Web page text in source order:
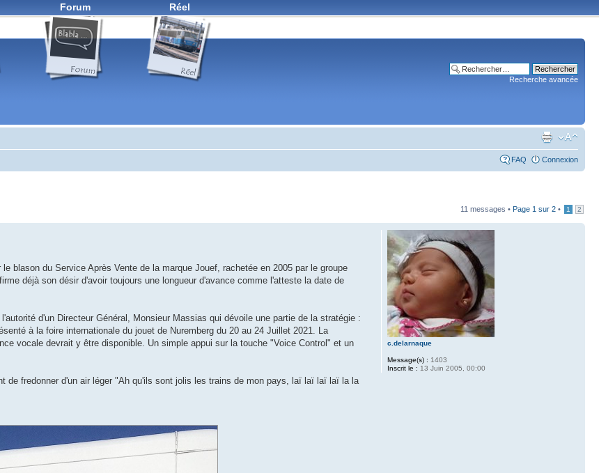
Forum Réel
Recherche avancée
FAQ Connexion
11 messages • Page 1 sur 2 • 1 2
blason du Service Après Vente de la marque Jouef, rachetée en 2005 par le groupe
déjà son désir d'avoir toujours une longueur d'avance comme l'atteste la date de
d'un Directeur Général, Monsieur Massias qui dévoile une partie de la stratégie :
à la foire internationale du jouet de Nuremberg du 20 au 24 Juillet 2021. La
vocale devrait y être disponible. Un simple appui sur la touche "Voice Control" et un
fredonner d'un air léger "Ah qu'ils sont jolis les trains de mon pays, laï laï laï laï la la
c.delarnaque
Message(s) : 1403
Inscrit le : 13 Juin 2005, 00:00